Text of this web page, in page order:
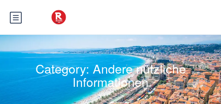
Category: Andere nützliche
Informationen